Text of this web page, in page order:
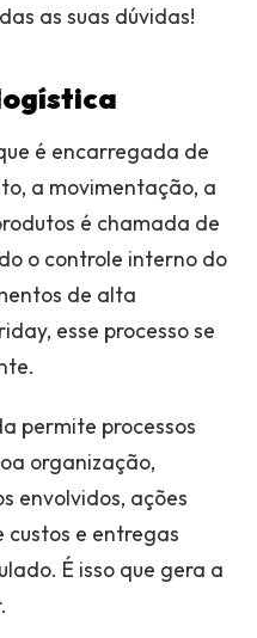
as suas dúvidas!
é encarregada de
a movimentação, a
é chamada de
o controle interno do
de alta
esse processo se
permite processos
organização,
envolvidos, ações
e entregas
É isso que gera a